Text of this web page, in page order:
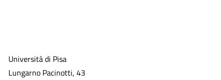
Università di Pisa
Lungarno Pacinotti, 43